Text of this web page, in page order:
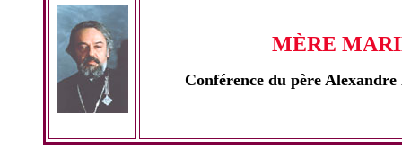
MÈRE
Conférence du père